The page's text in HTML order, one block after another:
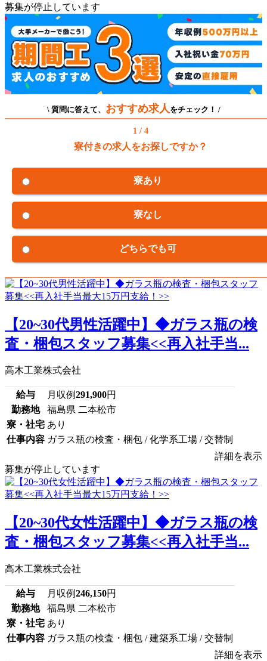
募集が停止しています
\ 質問に答えて、 おすすめ求人 をチェック！ /
1 / 4
寮付きの求人をお探しですか？
寮あり
寮なし
どちらでも可
【20~30代男性活躍中】◆ガラス瓶の検
査・梱包スタッフ募集<<再入社手当...
高木工業株式会社
給与 月収例291,900円
勤務地
福島県 二本松市
寮・社宅 あり
仕事内容 ガラス瓶の検査・梱包 / 化学系工場 / 交替制
詳細を表示
募集が停止しています
【20~30代女性活躍中】◆ガラス瓶の検
査・梱包スタッフ募集<<再入社手当...
高木工業株式会社
給与 月収例246,150円
勤務地
福島県 二本松市
寮・社宅 あり
仕事内容 ガラス瓶の検査・梱包 / 建築系工場 / 交替制
詳細を表示